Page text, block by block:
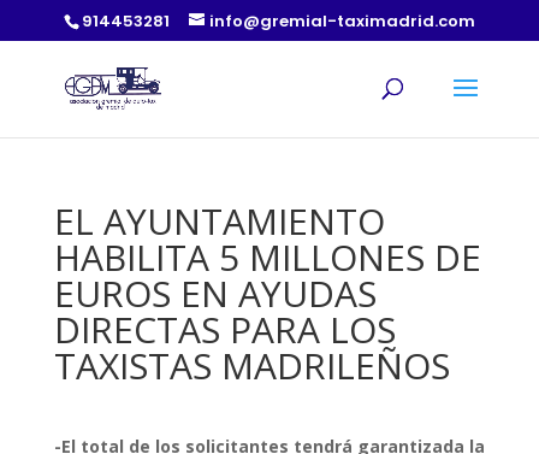
914453281 info@gremial-taximadrid.com
EL AYUNTAMIENTO
HABILITA 5 MILLONES DE
EUROS EN AYUDAS
DIRECTAS PARA LOS
TAXISTAS MADRILEÑOS
-El total de los solicitantes tendrá garantizada la